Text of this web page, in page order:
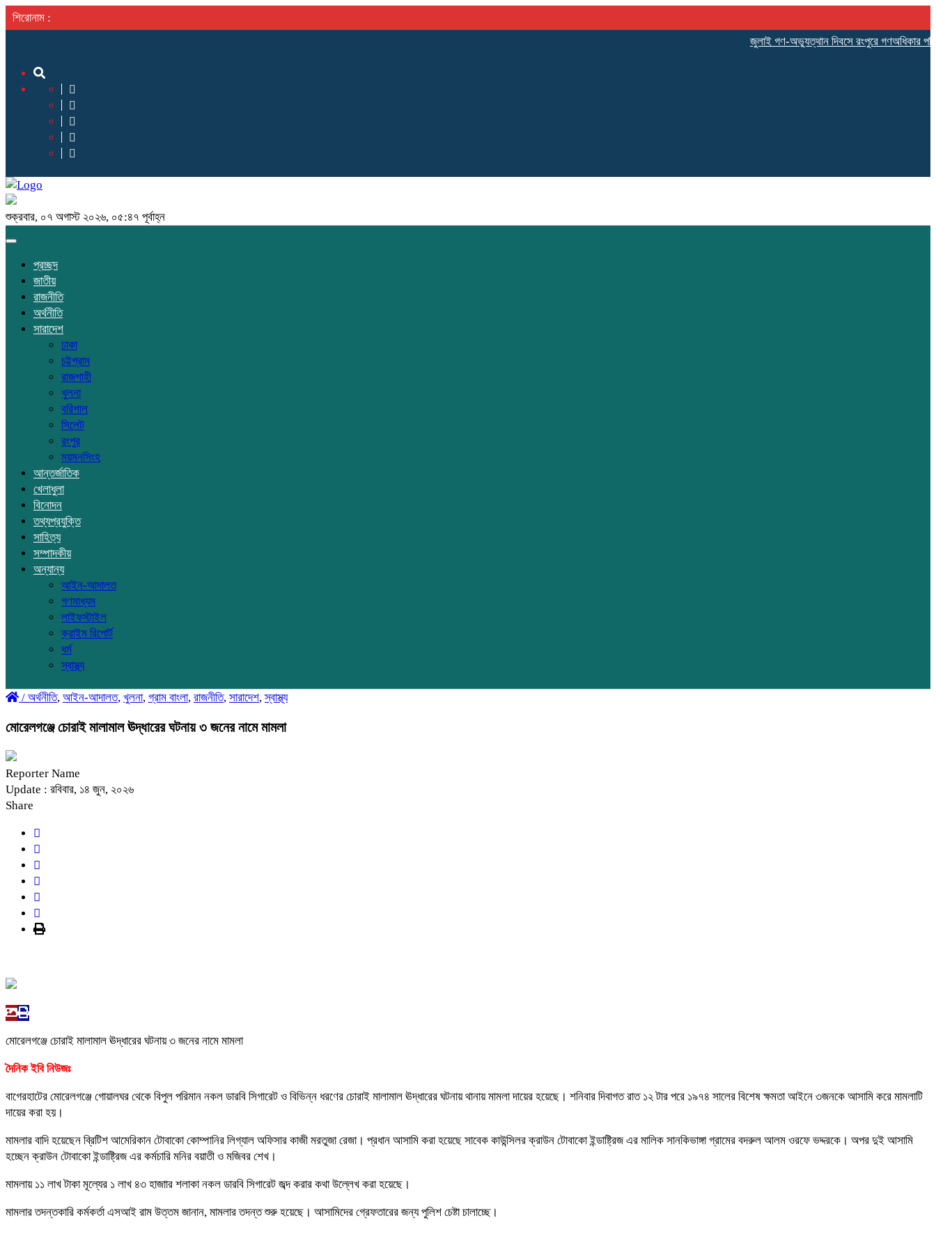
শিরোনাম :
‎জুলাই গণ-অভ্যুত্থান দিবসে রংপুরে গণঅধিকার পরিষদের
শুক্রবার, ০৭ অগাস্ট ২০২৬, ০৫:৪৭ পূর্বাহ্ন
Toggle
প্রচ্ছদ
জাতীয়
রাজনীতি
অর্থনীতি
সারাদেশ
ঢাকা
চট্টগ্রাম
রাজশাহী
খুলনা
বরিশাল
সিলেট
রংপুর
ময়মনসিংহ
আন্তর্জাতিক
খেলাধুলা
বিনোদন
তথ্যপ্রযুক্তি
সাহিত্য
সম্পাদকীয়
অন্যান্য
আইন-আদালত
গণমাধ্যম
লাইফস্টাইল
ক্রাইম রিপোর্ট
ধর্ম
স্বাস্থ্য
/ অর্থনীতি, আইন-আদালত, খুলনা, গ্রাম বাংলা, রাজনীতি, সারাদেশ,স্বাস্থ্য
মোরেলগঞ্জে চোরাই মালামাল ঊদ্ধারের ঘটনায় ৩ জনের নামে মামলা
Reporter Name
Update : রবিবার, ১৪ জুন, ২০২৬
Share
মোরেলগঞ্জে চোরাই মালামাল ঊদ্ধারের ঘটনায় ৩ জনের নামে মামলা
দৈনিক ইবি নিউজঃ
বাগেরহাটের মোরেলগঞ্জে গোয়ালঘর থেকে বিপুল পরিমান নকল ডারবি সিগারেট ও বিভিন্ন ধরণের চোরাই মালামাল ঊদ্ধারের ঘটনায় থানায় মামলা দায়ের হয়েছে। শনিবার দিবাগত রাত ১২ টার পরে ১৯৭৪ সালের বিশেষ ক্ষমতা আইনে ৩জনকে আসামি করে মামলাটি
দায়ের করা হয়।
মামলার বাদি হয়েছেন ব্রিটিশ আমেরিকান টোবাকো কোম্পানির লিগ্যাল অফিসার কাজী মরতুজা রেজা। প্রধান আসামি করা হয়েছে সাবেক কাউন্সিলর ক্রাউন টোবাকো ইন্ডাষ্ট্রিজ এর মালিক সানকিভাঙ্গা গ্রামের বদরুল আলম ওরফে ভদ্দরকে। অপর দুই আসামি
হচ্ছেন ক্রাউন টোবাকো ইন্ডাষ্ট্রিজ এর কর্মচারি মনির বয়াতী ও মজিবর শেখ।
মামলায় ১১ লাখ টাকা মূল্যের ১ লাখ ৪৩ হাজাার শলাকা নকল ডারবি সিগারেট জব্দ করার কথা উল্লেখ করা হয়েছে।
মামলার তদন্তকারি কর্মকর্তা এসআই রাম উত্তম জানান, মামলার তদন্ত শুরু হয়েছে। আসামিদের গ্রেফতারের জন্য পুলিশ চেষ্টা চালাচ্ছে।